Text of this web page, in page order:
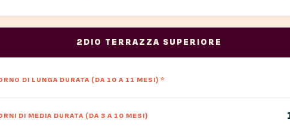
2DIO TERRAZZA SUPERIORE
DI LUNGA DURATA (DA 10 A 11 MESI) *
DI MEDIA DURATA (DA 3 A 10 MESI)